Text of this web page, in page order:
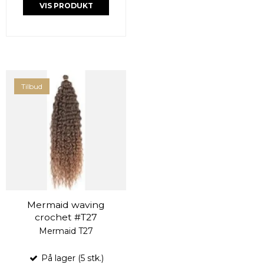
VIS PRODUKT
Tilbud
Mermaid waving
crochet #T27
Mermaid T27
På lager (5 stk.)